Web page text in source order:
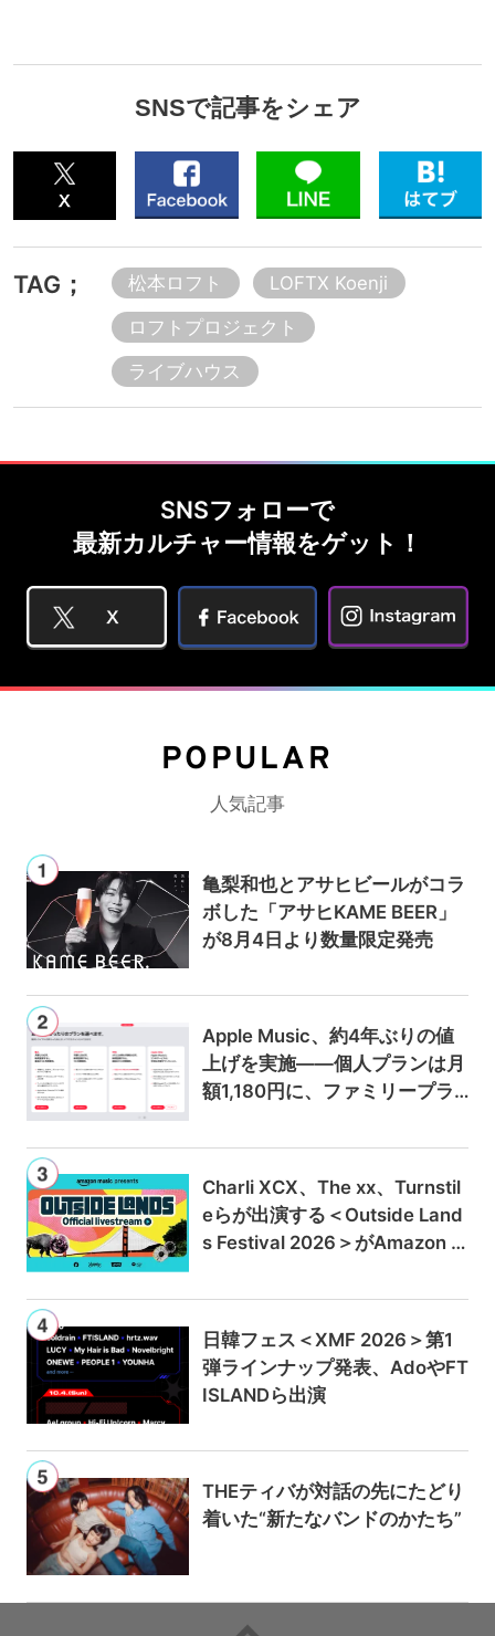
SNSで記事をシェア
TAG； 松本ロフト
LOFTX Koenji
ロフトプロジェクト
ライブハウス
SNSフォローで
最新カルチャー情報をゲット！
POPULAR
人気記事
亀梨和也とアサヒビールがコラ
ボした「アサヒKAME BEER」
が8月4日より数量限定発売
Apple Music、約4年ぶりの値
上げを実施——個人プランは月
額1,180円に、ファミリープラ
Charli XCX、The xx、Turnstil
eらが出演する＜Outside Land
s Festival 2026＞がAmazon M
ブ配信
日韓フェス＜XMF 2026＞第1
弾ラインナップ発表、AdoやFT
ISLANDら出演
THEティバが対話の先にたどり
着いた“新たなバンドのかたち”